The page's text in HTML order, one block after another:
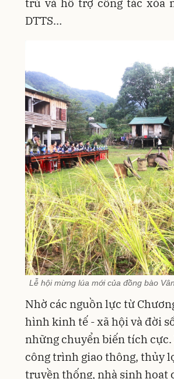
DTTS…
Lễ hội mừng lúa mới của đồng bào
Nhờ các nguồn lực từ
hình kinh tế - xã hội và đời
những chuyển biến tích cực.
công trình giao thông, thủy
truyền thống, nhà sinh hoạt